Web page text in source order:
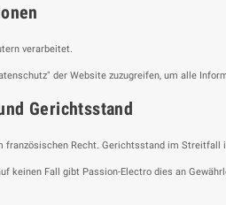
verarbeitet.
der Website zuzugreifen, um alle
Gerichtsstand
französischen Recht. Gerichtsstand im
keinen Fall gibt Passion-Electro dies an